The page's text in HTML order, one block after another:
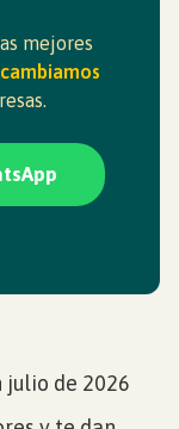
mejores
cambiamos
julio de 2026